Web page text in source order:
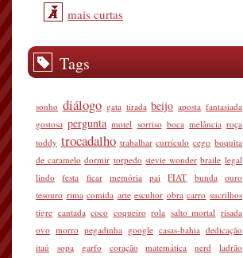
mais curtas
Tags
sonho diálogo gata tirada beijo aposta fantasiada
gostosa pergunta motel sorriso boca melância roça
toddy trocadalho trabalhar currículo cego boquita
de caramelo dormir torpedo stevie wonder braile legal
lindo
festa ficar memória pai FIAT bunda
ouro
tesouro rima comida arte escultor obra carro sucrilhos
tigre cantada coco coqueiro rola salto mortal risada
ovo morro pegadinha google casas-bahia dedicação
itaú
sopa garfo coração matemática nerd
ladrão